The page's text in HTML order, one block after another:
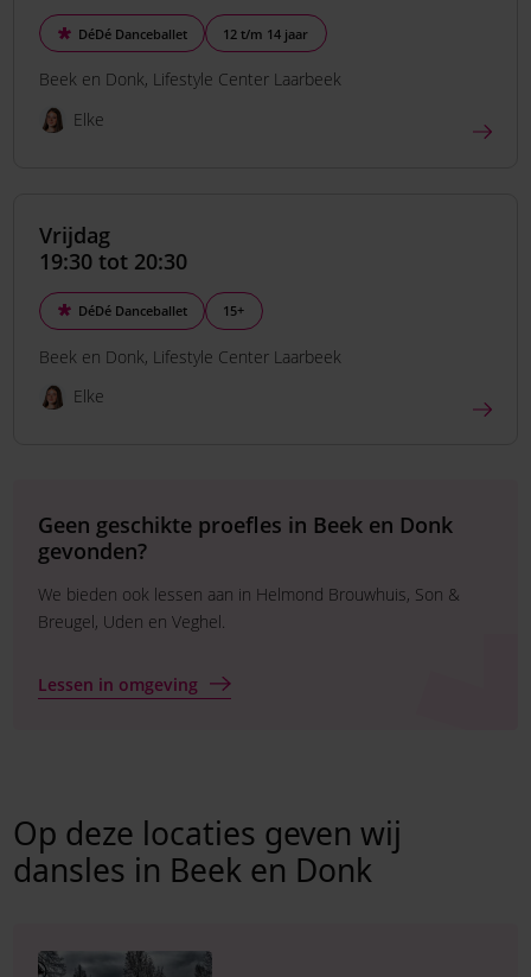
DéDé Danceballet 12 t/m 14 jaar
Beek en Donk Lifestyle Center Laarbeek
Elke
Vrijdag
19:30 tot 20:30
DéDé Danceballet 15+
Beek en Donk Lifestyle Center Laarbeek
Elke
Geen geschikte proefles in Beek en Donk
gevonden?
We bieden ook lessen aan in Helmond Brouwhuis, Son &
Breugel, Uden en Veghel.
Lessen in omgeving
Op deze locaties geven wij
dansles in Beek en Donk